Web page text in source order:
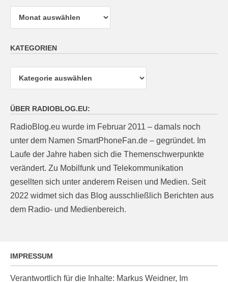
Archiv
KATEGORIEN
Kategorien
ÜBER RADIOBLOG.EU:
RadioBlog.eu wurde im Februar 2011 – damals noch
unter dem Namen SmartPhoneFan.de – gegründet. Im
Laufe der Jahre haben sich die Themenschwerpunkte
verändert. Zu Mobilfunk und Telekommunikation
gesellten sich unter anderem Reisen und Medien. Seit
2022 widmet sich das Blog ausschließlich Berichten aus
dem Radio- und Medienbereich.
IMPRESSUM
Verantwortlich für die Inhalte: Markus Weidner, Im